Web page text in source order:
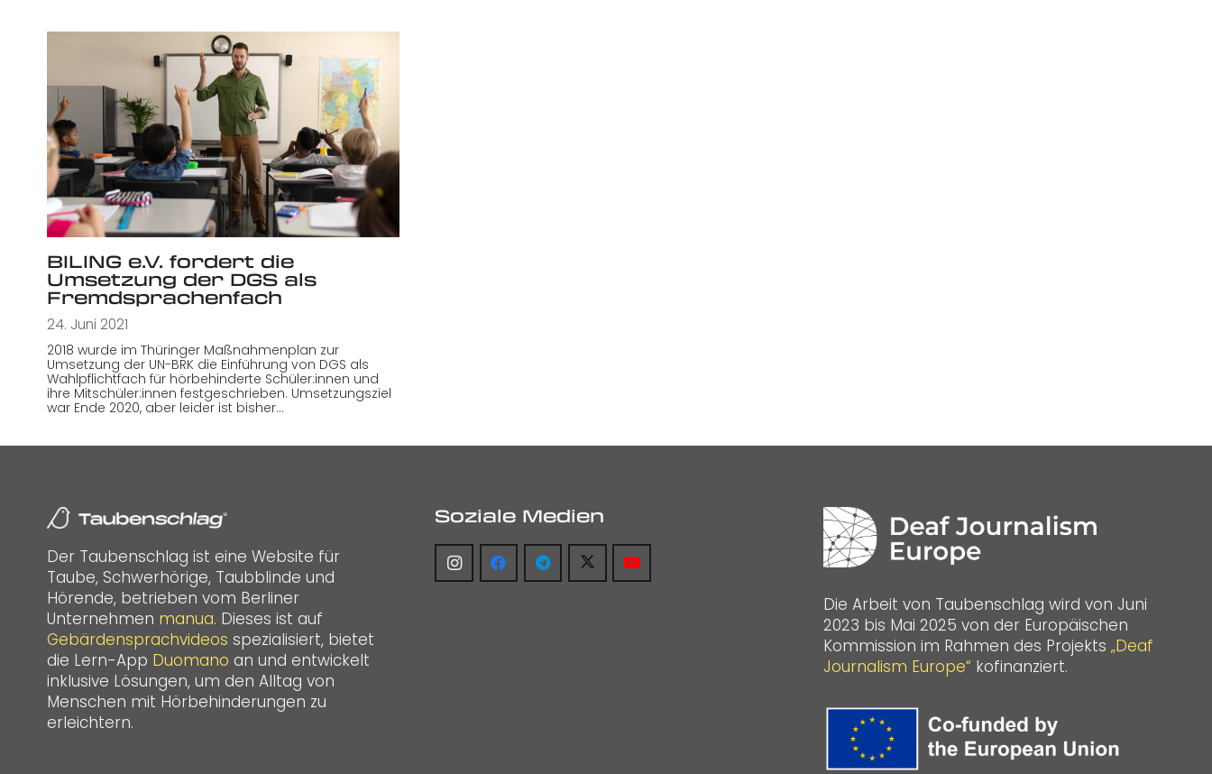
BILING e.V. fordert die
Umsetzung der DGS als
Fremdsprachenfach
24. Juni 2021
2018 wurde im Thüringer Maßnahmenplan zur
Umsetzung der UN-BRK die Einführung von DGS als
Wahlpflichtfach für hörbehinderte Schüler:innen und
ihre Mitschüler:innen festgeschrieben. Umsetzungsziel
war Ende 2020, aber leider ist bisher…
Der Taubenschlag ist eine Website für
Taube, Schwerhörige, Taubblinde und
Hörende, betrieben vom Berliner
Unternehmen manua. Dieses ist auf
Gebärdensprachvideos spezialisiert, bietet
die Lern-App Duomano an und entwickelt
inklusive Lösungen, um den Alltag von
Menschen mit Hörbehinderungen zu
erleichtern.
Soziale Medien
Die Arbeit von Taubenschlag wird von Juni
2023 bis Mai 2025 von der Europäischen
Kommission im Rahmen des Projekts „Deaf
Journalism Europe“ kofinanziert.